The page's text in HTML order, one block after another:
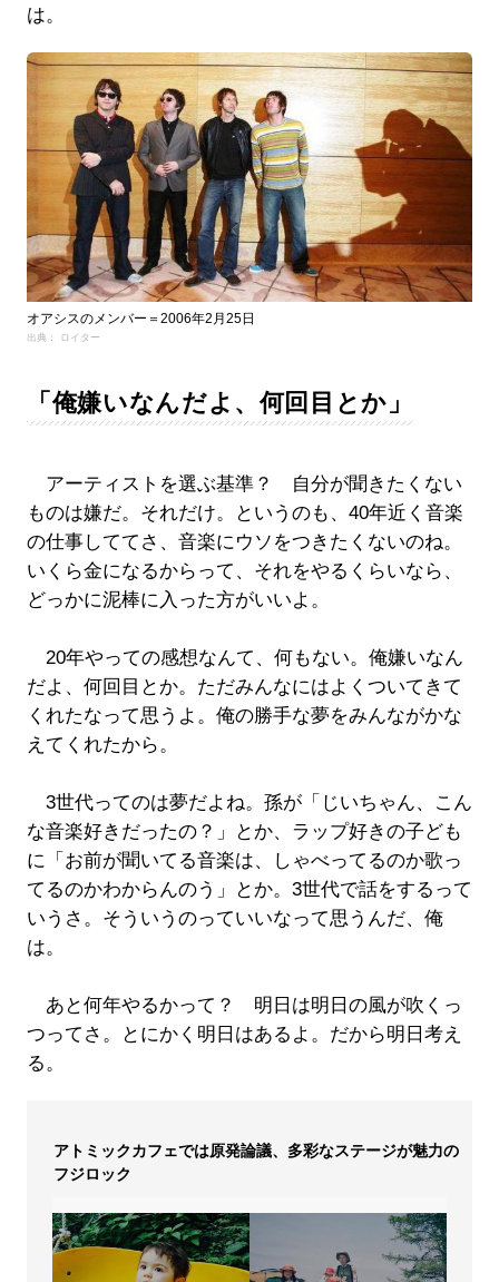
は。
オアシスのメンバー＝2006年2月25日
出典： ロイター
「俺嫌いなんだよ、何回目とか」
アーティストを選ぶ基準？ 自分が聞きたくない
ものは嫌だ。それだけ。というのも、40年近く音楽
の仕事しててさ、音楽にウソをつきたくないのね。
いくら金になるからって、それをやるくらいなら、
どっかに泥棒に入った方がいいよ。
20年やっての感想なんて、何もない。俺嫌いなん
だよ、何回目とか。ただみんなにはよくついてきて
くれたなって思うよ。俺の勝手な夢をみんながかな
えてくれたから。
3世代ってのは夢だよね。孫が「じいちゃん、こん
な音楽好きだったの？」とか、ラップ好きの子ども
に「お前が聞いてる音楽は、しゃべってるのか歌っ
てるのかわからんのう」とか。3世代で話をするって
いうさ。そういうのっていいなって思うんだ、俺
は。
あと何年やるかって？ 明日は明日の風が吹くっ
つってさ。とにかく明日はあるよ。だから明日考え
る。
アトミックカフェでは原発論議、多彩なステージが魅力の
フジロック